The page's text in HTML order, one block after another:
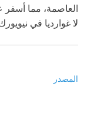
لا غوارديا في
المصدر